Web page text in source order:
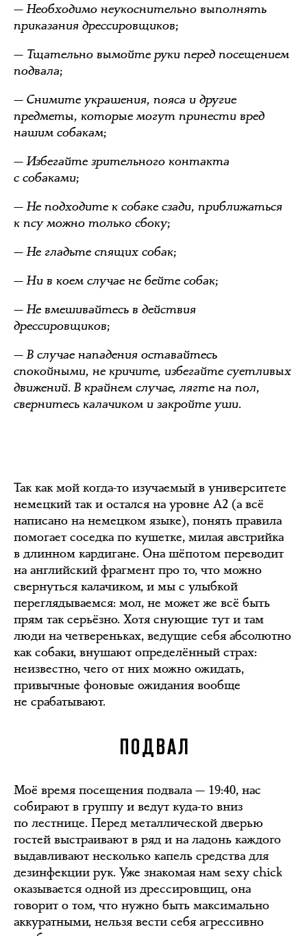
— Необходимо неукоснительно выполнять
приказания дрессировщиков;
— Тщательно вымойте руки перед посещением
подвала;
— Снимите украшения, пояса и другие
предметы, которые могут принести вред
нашим собакам;
— Избегайте зрительного контакта
с собаками;
— Не подходите к собаке сзади, приближаться
к псу можно только сбоку;
— Не гладьте спящих собак;
— Ни в коем случае не бейте собак;
— Не вмешивайтесь в действия
дрессировщиков;
— В случае нападения оставайтесь
спокойными, не кричите, избегайте суетливых
движений. В крайнем случае, лягте на пол,
свернитесь калачиком и закройте уши.
Так как мой когда-то изучаемый в университете
немецкий так и остался на уровне А2 (а всё
написано на немецком языке), понять правила
помогает соседка по кушетке, милая австрийка
в длинном кардигане. Она шёпотом переводит
на английский фрагмент про то, что можно
свернуться калачиком, и мы с улыбкой
переглядываемся: мол, не может же всё быть
прям так серьёзно. Хотя снующие тут и там
люди на четвереньках, ведущие себя абсолютно
как собаки, внушают определённый страх:
неизвестно, чего от них можно ожидать,
привычные фоновые ожидания вообще
не срабатывают.
ПОДВАЛ
Моё время посещения подвала — 19:40, нас
собирают в группу и ведут куда-то вниз
по лестнице. Перед металлической дверью
гостей выстраивают в ряд и на ладонь каждого
выдавливают несколько капель средства для
дезинфекции рук. Уже знакомая нам sexy chick
оказывается одной из дрессировщиц, она
говорит о том, что нужно быть максимально
аккуратными, нельзя вести себя агрессивно